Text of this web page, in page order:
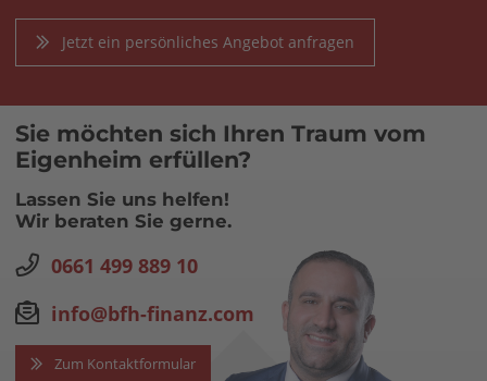
Jetzt ein persönliches Angebot anfragen
Sie möchten sich Ihren Traum vom
Eigenheim erfüllen?
Lassen Sie uns helfen!
Wir beraten Sie gerne.
0661 499 889 10
info@bfh-finanz.com
Zum Kontaktformular